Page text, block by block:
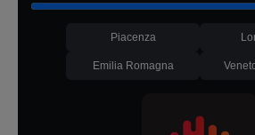
Piacenza
Emilia Romagna